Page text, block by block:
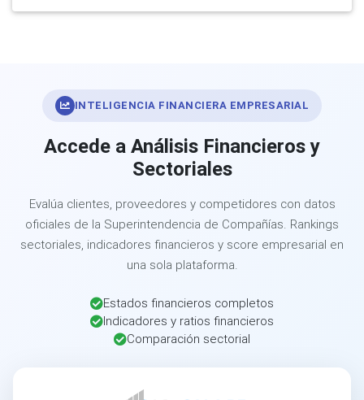
INTELIGENCIA FINANCIERA EMPRESARIAL
Accede a Análisis Financieros y
Sectoriales
Evalúa clientes, proveedores y competidores con datos
oficiales de la Superintendencia de Compañías. Rankings
sectoriales, indicadores financieros y score empresarial en
una sola plataforma.
Estados financieros completos
Indicadores y ratios financieros
Comparación sectorial